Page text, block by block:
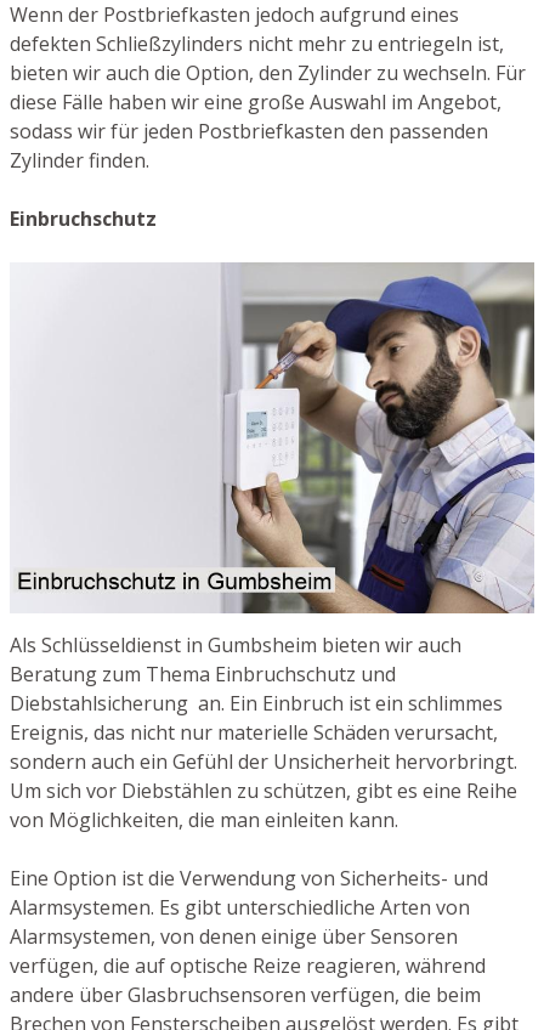
Wenn der Postbriefkasten jedoch aufgrund eines
defekten Schließzylinders nicht mehr zu entriegeln ist,
bieten wir auch die Option, den Zylinder zu wechseln. Für
diese Fälle haben wir eine große Auswahl im Angebot,
sodass wir für jeden Postbriefkasten den passenden
Zylinder finden.
Einbruchschutz
Als Schlüsseldienst in Gumbsheim bieten wir auch
Beratung zum Thema Einbruchschutz und
Diebstahlsicherung an. Ein Einbruch ist ein schlimmes
Ereignis, das nicht nur materielle Schäden verursacht,
sondern auch ein Gefühl der Unsicherheit hervorbringt.
Um sich vor Diebstählen zu schützen, gibt es eine Reihe
von Möglichkeiten, die man einleiten kann.
Eine Option ist die Verwendung von Sicherheits- und
Alarmsystemen. Es gibt unterschiedliche Arten von
Alarmsystemen, von denen einige über Sensoren
verfügen, die auf optische Reize reagieren, während
andere über Glasbruchsensoren verfügen, die beim
Brechen von Fensterscheiben ausgelöst werden. Es gibt